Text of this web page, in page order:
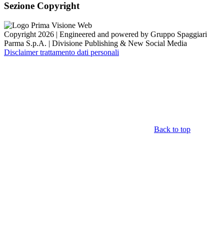
Sezione Copyright
Copyright 2026 | Engineered and powered by Gruppo Spaggiari
Parma S.p.A. | Divisione Publishing & New Social Media
Disclaimer trattamento dati personali
Back to top